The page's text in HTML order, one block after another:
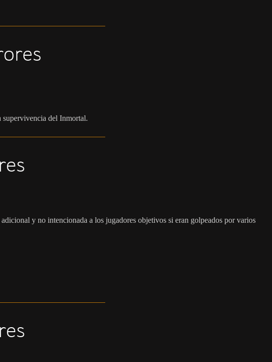
supervivencia del Inmortal.
y no intencionada a los jugadores objetivos si eran golpeados por varios